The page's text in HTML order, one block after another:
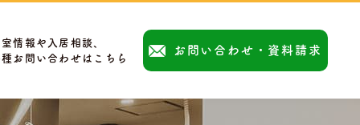
情報や入居相談、
お問い合わせはこちら
お問い合わせ・資料請求